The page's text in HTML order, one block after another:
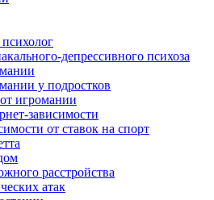
депрессивного психоза
у подростков
игромании
зависимости
от ставок на спорт
расстройства
атак